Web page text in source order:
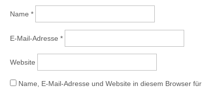
Name *
E-Mail-Adresse *
Website
Name, E-Mail-Adresse und Website in diesem Browser für